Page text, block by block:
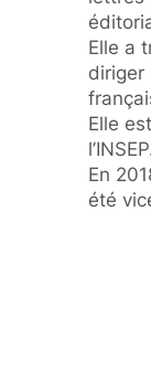
Elle a
diriger
Elle
En
été